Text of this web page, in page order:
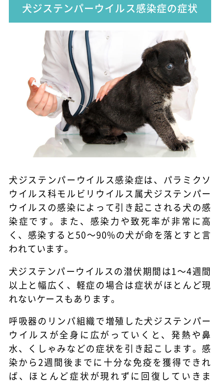
犬ジステンパーウイルス感染症の症状
犬ジステンパーウイルス感染症は、パラミクソ
ウイルス科モルビリウイルス属犬ジステンパー
ウイルスの感染によって引き起こされる犬の感
染症です。また、感染力や致死率が非常に高
く、感染すると50～90%の犬が命を落とすと言
われています。
犬ジステンパーウイルスの潜伏期間は1～4週間
以上と幅広く、軽症の場合は症状がほとんど現
れないケースもあります。
呼吸器のリンパ組織で増殖した犬ジステンパー
ウイルスが全身に広がっていくと、発熱や鼻
水、くしゃみなどの症状を引き起こします。感
染から2週間後までに十分な免疫を獲得できれ
ば、ほとんど症状が現れずに回復していきま